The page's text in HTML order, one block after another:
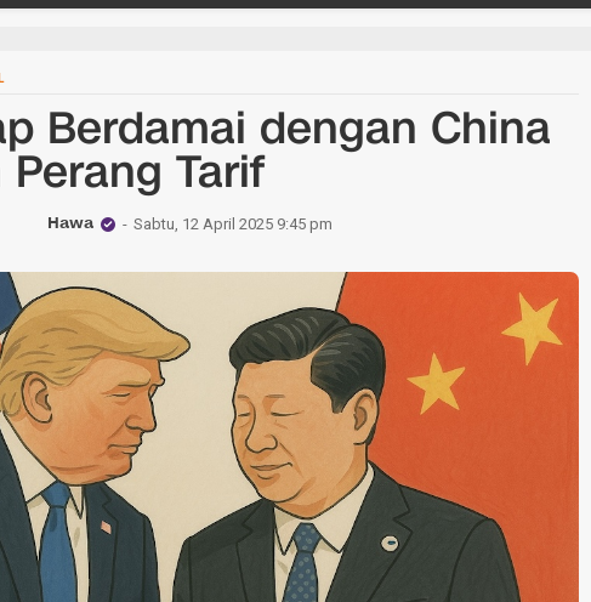
Berdamai dengan China
Tarif
Hawa Sabtu, 12 April 2025 9:45 pm